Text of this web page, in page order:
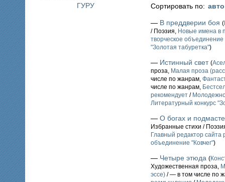
ГУРУ Сортировать по:
— В преддверии боя (
/ Поэзия, Новые имена в
творческое объединение
"Золотая табуретка")
— Истинный свет (
проза, Малая проза
числе по жанрам,
числе по жанрам,
рекомендует /
Литературный конкурс
— О богах и
Избранные стихи /
Главный редактор сайта
объединение "Ковчег")
— Четыре этюда (
Художественная проза,
эссе) / — в том числе по